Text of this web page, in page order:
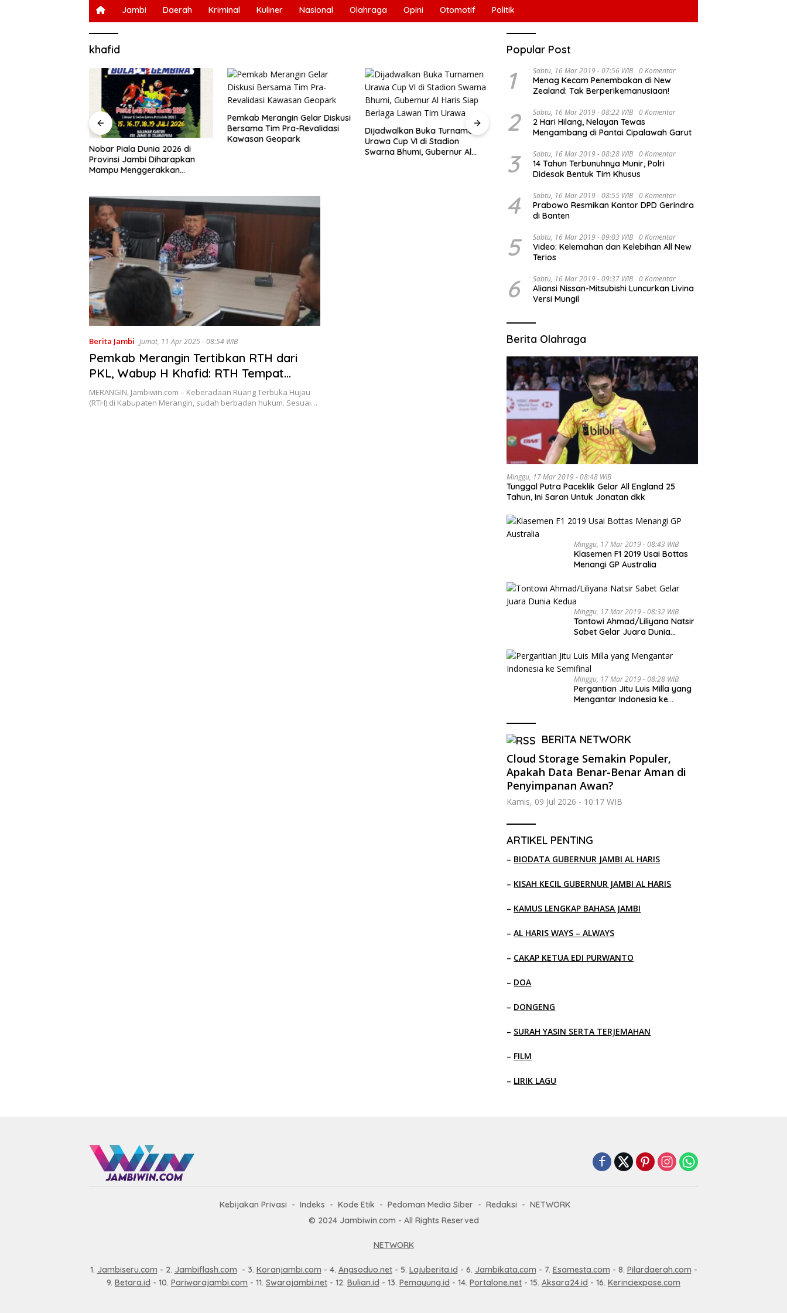
Jambi Daerah Kriminal Kuliner Nasional Olahraga Opini Otomotif Politik
khafid
Nobar Piala Dunia 2026 di
Provinsi Jambi Diharapkan
Mampu Menggerakkan
Pemkab Merangin Gelar Diskusi
Bersama Tim Pra-Revalidasi
Kawasan Geopark
Dijadwalkan Buka Turnamen
Urawa Cup VI di Stadion
Swarna Bhumi, Gubernur Al
Evaluasi Perkembangan
Pelaksanaan Kegiatan
Pembangunan Triwulan II TA
Al Haris Tekankan Peran Guru
dan Kiai Jaga Moral Generasi
Berita Jambi Jumat, 11 Apr 2025 - 08:54 WIB
Pemkab Merangin Tertibkan RTH dari
PKL, Wabup H Khafid: RTH Tempat
Bersantai Bukan Berjualan
MERANGIN, Jambiwin.com – Keberadaan Ruang Terbuka Hujau
(RTH) di Kabupaten Merangin, sudah berbadan hukum. Sesuai…
Popular Post
1 Sabtu, 16 Mar 2019 - 07:56 WIB 0 Komentar
Menag Kecam Penembakan di New
Zealand: Tak Berperikemanusiaan!
2 Sabtu, 16 Mar 2019 - 08:22 WIB 0 Komentar
2 Hari Hilang, Nelayan Tewas
Mengambang di Pantai Cipalawah Garut
3 Sabtu, 16 Mar 2019 - 08:28 WIB 0 Komentar
14 Tahun Terbunuhnya Munir, Polri
Didesak Bentuk Tim Khusus
4 Sabtu, 16 Mar 2019 - 08:55 WIB 0 Komentar
Prabowo Resmikan Kantor DPD Gerindra
di Banten
5 Sabtu, 16 Mar 2019 - 09:03 WIB 0 Komentar
Video: Kelemahan dan Kelebihan All New
Terios
6 Sabtu, 16 Mar 2019 - 09:37 WIB 0 Komentar
Aliansi Nissan-Mitsubishi Luncurkan Livina
Versi Mungil
Berita Olahraga
Minggu, 17 Mar 2019 - 08:48 WIB
Tunggal Putra Paceklik Gelar All England 25
Tahun, Ini Saran Untuk Jonatan dkk
Minggu, 17 Mar 2019 - 08:43 WIB
Klasemen F1 2019 Usai Bottas
Menangi GP Australia
Minggu, 17 Mar 2019 - 08:32 WIB
Tontowi Ahmad/Liliyana Natsir
Sabet Gelar Juara Dunia
Minggu, 17 Mar 2019 - 08:28 WIB
Pergantian Jitu Luis Milla yang
Mengantar Indonesia ke
BERITA NETWORK
Cloud Storage Semakin Populer,
Apakah Data Benar-Benar Aman di
Penyimpanan Awan?
Kamis, 09 Jul 2026 - 10:17 WIB
ARTIKEL PENTING
– BIODATA GUBERNUR JAMBI AL HARIS
– KISAH KECIL GUBERNUR JAMBI AL HARIS
– KAMUS LENGKAP BAHASA JAMBI
–AL HARIS WAYS – ALWAYS
– CAKAP KETUA EDI PURWANTO
– DOA
– DONGENG
– SURAH YASIN SERTA TERJEMAHAN
– FILM
– LIRIK LAGU
Kebijakan Privasi Indeks Kode Etik Pedoman Media Siber Redaksi
NETWORK
© 2024 Jambiwin.com - All Rights Reserved
NETWORK
1. Jambiseru.com - 2. Jambiflash.com - 3. Koranjambi.com - 4. Angsoduo.net- 5. Lajuberita.id - 6. Jambikata.com - 7. Esamesta.com - 8. Pilardaerah.com -
9. Betara.id - 10. Pariwarajambi.com - 11. Swarajambi.net - 12. Bulian.id - 13. Pemayung.id - 14. Portalone.net - 15. Aksara24.id - 16. Kerinciexpose.com